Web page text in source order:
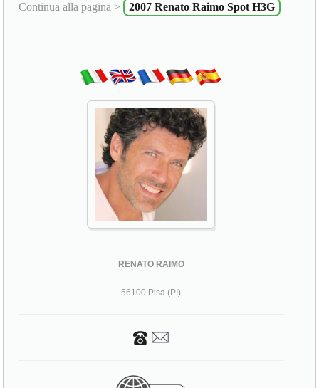
Continua alla pagina > 2007 Renato Raimo Spot H3G
RENATO RAIMO
56100 Pisa (PI)